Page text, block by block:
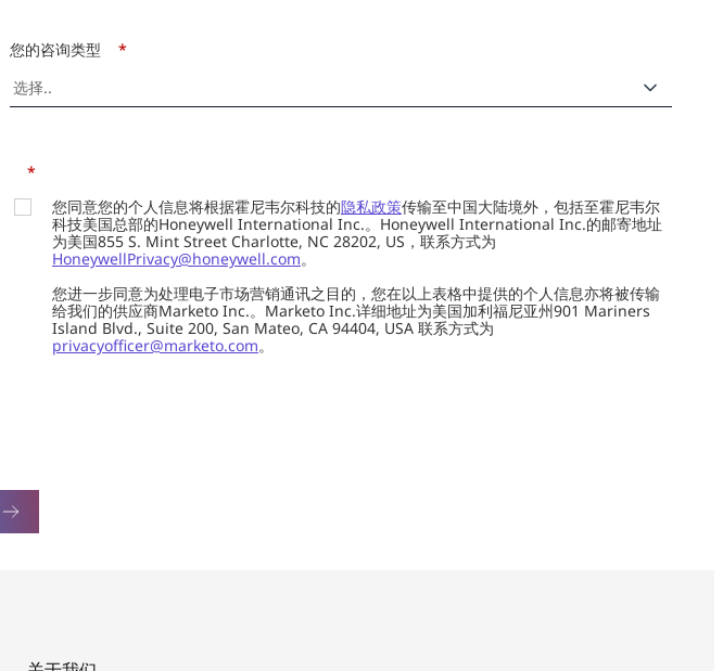
*
您的咨询类型
*
您同意您的个人信息将根据霍尼韦尔科技的隐私政策传输至中国大陆境外，包括至霍尼韦尔
科技美国总部的Honeywell International Inc.。Honeywell International Inc.的邮寄地址
为美国855 S. Mint Street Charlotte, NC 28202, US，联系方式为
HoneywellPrivacy@honeywell.com。
您进一步同意为处理电子市场营销通讯之目的，您在以上表格中提供的个人信息亦将被传输
给我们的供应商Marketo Inc.。Marketo Inc.详细地址为美国加利福尼亚州901 Mariners
Island Blvd., Suite 200, San Mateo, CA 94404, USA 联系方式为
privacyofficer@marketo.com。